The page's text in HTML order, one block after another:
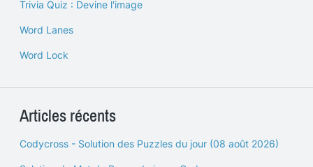
Trivia Quiz : Devine l'image
Word Lanes
Word Lock
Articles récents
Codycross - Solution des Puzzles du jour (08 août 2026)